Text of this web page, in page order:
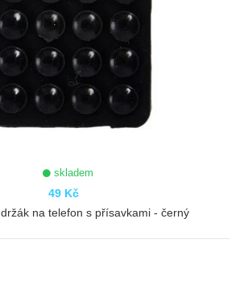
skladem
49 Kč
na telefon s přísavkami - černý